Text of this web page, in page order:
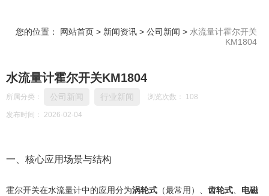
您的位置： 网站首页 > 新闻资讯 > 公司新闻 > 水流量计霍尔开关
KM1804
水流量计霍尔开关KM1804
所属分类： 公司新闻 行业新闻 浏览次数： 108
发布时间： 2026-02-04
一、核心应用场景与结构
霍尔开关在水流量计中的应用分为涡轮式 （最常用）、 齿轮式、 电磁